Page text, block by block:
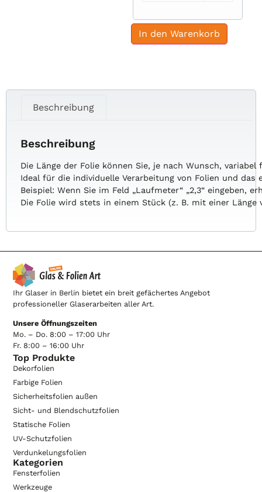
In den Warenkorb
Beschreibung
Beschreibung
Die Längeder Folie könnenSie, je nachWunsch,variabel
Idealfürdie individuelleVerarbeitungvon Folien unddas
Beispiel:WennSie im Feld „Laufmeter“ „2,3“eingeben,
Die Foliewirdstets ineinem Stück (z. B. miteiner Länge
Ihr Glaser in Berlin bietet ein breit gefächertes Angebot
professioneller Glaserarbeiten aller Art.
Unsere Öffnungszeiten
Mo. – Do. 8:00 – 17:00 Uhr
Fr. 8:00 – 16:00 Uhr
Top Produkte
Dekorfolien
Farbige Folien
Sicherheitsfolien außen
Sicht- und Blendschutzfolien
Statische Folien
UV-Schutzfolien
Verdunkelungsfolien
Kategorien
Fensterfolien
Werkzeuge